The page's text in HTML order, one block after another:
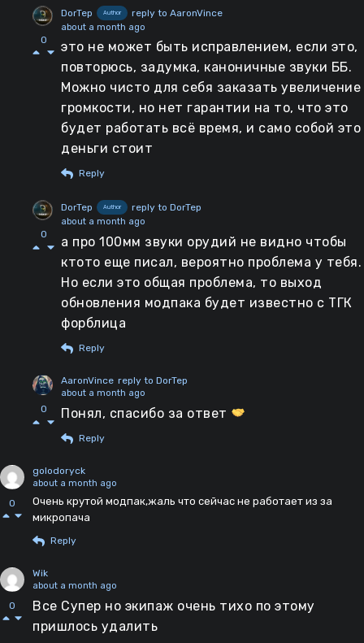
0
DorTep Author reply to AaronVince
about a month ago
это не может быть исправлением, если это,
повторюсь, задумка, каноничные звуки ББ.
Можно чисто для себя заказать увеличение
громкости, но нет гарантии на то, что это
будет работать всё время, и само собой это
деньги стоит
Reply
0
DorTep Author reply to DorTep
about a month ago
а про 100мм звуки орудий не видно чтобы
ктото еще писал, вероятно проблема у тебя.
Но если это общая проблема, то выход
обновления модпака будет известно с ТГК
форблица
Reply
0
AaronVince reply to DorTep
about a month ago
Понял, спасибо за ответ
Reply
0
golodoryck
about a month ago
Очень крутой модпак,жаль что сейчас не работает из за
микропача
Reply
0
Wik
about a month ago
Все Супер но экипаж очень тихо по этому
пришлось удалить